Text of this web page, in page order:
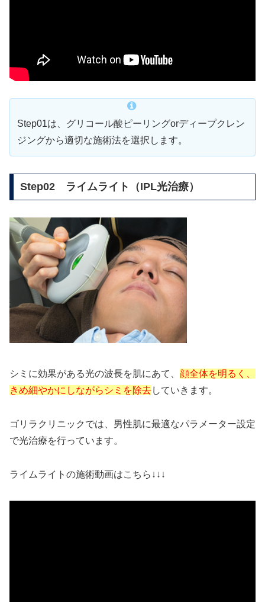
Step01は、グリコール酸ピーリングorディープクレン
ジングから適切な施術法を選択します。
Step02 ライムライト（IPL光治療）
シミに効果がある光の波長を肌にあて、 顔全体を明るく、
きめ細やかにしながらシミを除去していきます。
ゴリラクリニックでは、男性肌に最適なパラメーター設定
で光治療を行っています。
ライムライトの施術動画はこちら↓↓↓